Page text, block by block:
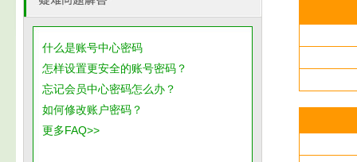
什么是账号中心密码
怎样设置更安全的账号密码？
忘记会员中心密码怎么办？
如何修改账户密码？
更多FAQ>>